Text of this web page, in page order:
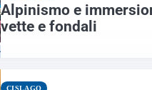
Alpinismo e
vette e fondali
CISLAGO